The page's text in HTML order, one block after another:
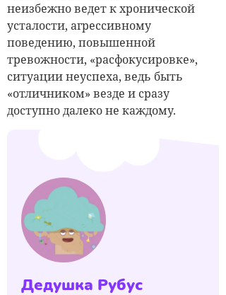
неизбежно ведет к хронической
усталости, агрессивному
поведению, повышенной
тревожности, «расфокусировке»,
ситуации неуспеха, ведь быть
«отличником» везде и сразу
доступно далеко не каждому.
Дедушка Рубус